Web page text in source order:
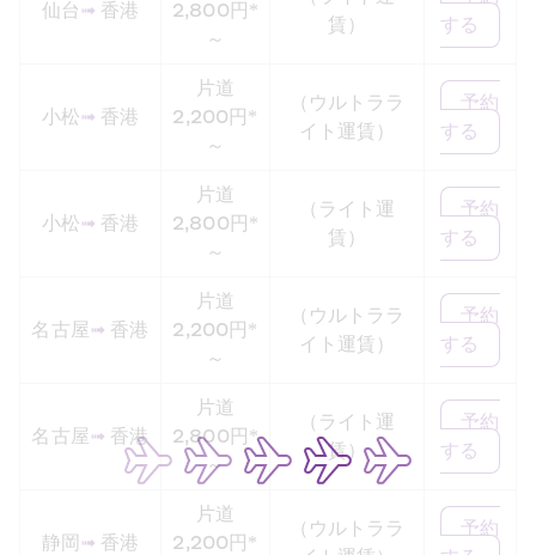
仙台 ➟ 香港
2,800円*
～
賃）
する
小松➟ 香港
片道
2,200円*
～
（ウルトララ
イト運賃）
予約
する
小松➟ 香港
片道
2,800円*
～
（ライト運
賃）
予約
する
名古屋➟ 香港
片道
2,200円*
～
（ウルトララ
イト運賃）
予約
する
名古屋➟ 香港
片道
2,800円*
～
（ライト運
賃）
予約
する
静岡 ➟ 香港
片道
2,200円*
（ウルトララ
予約